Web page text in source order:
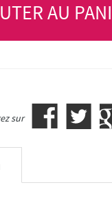
AU
sur